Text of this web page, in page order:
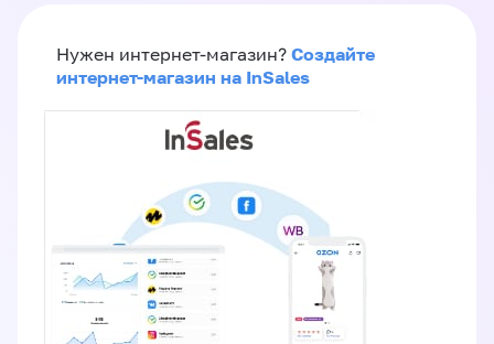
Нужен интернет-магазин? Создайте
интернет-магазин на InSales